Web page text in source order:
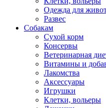
Одежда для
Развес
Собакам
Сухой корм
Консервы
Ветеринарная
Витамины и
Лакомства
Аксессуары
Игрушки
Клетки, вольеры